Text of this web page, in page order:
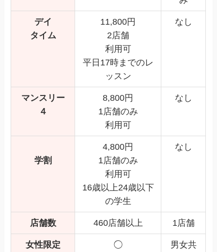
デイ
タイム
11,800円
2店舗
利用可
平日17時までのレ
ッスン
なし
マンスリー
４
8,800円
1店舗のみ
利用可
なし
学割
4,800円
1店舗のみ
利用可
16歳以上24歳以下
の学生
なし
店舗数 460店舗以上 1店舗
女性限定 ◯
男女共